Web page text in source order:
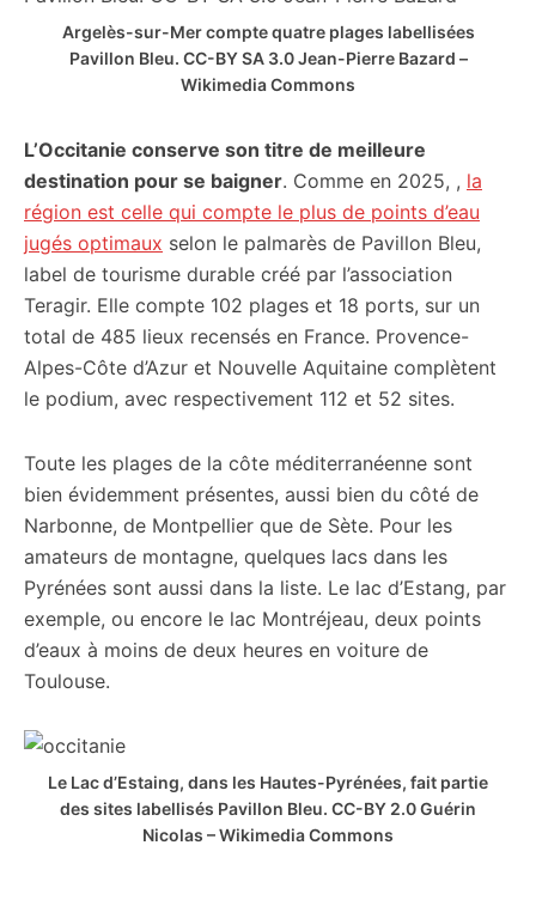
Argelès-sur-Mer compte quatre plages labellisées
Pavillon Bleu. CC-BY SA 3.0 Jean-Pierre Bazard –
Wikimedia Commons
L’Occitanie conserve son titre de meilleure
destination pour se baigner. Comme en 2025, , la
région est celle qui compte le plus de points d’eau
jugés optimaux selon le palmarès de Pavillon Bleu,
label de tourisme durable créé par l’association
Teragir. Elle compte 102 plages et 18 ports, sur un
total de 485 lieux recensés en France. Provence-
Alpes-Côte d’Azur et Nouvelle Aquitaine complètent
le podium, avec respectivement 112 et 52 sites.
Toute les plages de la côte méditerranéenne sont
bien évidemment présentes, aussi bien du côté de
Narbonne, de Montpellier que de Sète. Pour les
amateurs de montagne, quelques lacs dans les
Pyrénées sont aussi dans la liste. Le lac d’Estang, par
exemple, ou encore le lac Montréjeau, deux points
d’eaux à moins de deux heures en voiture de
Toulouse.
Le Lac d’Estaing, dans les Hautes-Pyrénées, fait partie
des sites labellisés Pavillon Bleu. CC-BY 2.0 Guérin
Nicolas – Wikimedia Commons